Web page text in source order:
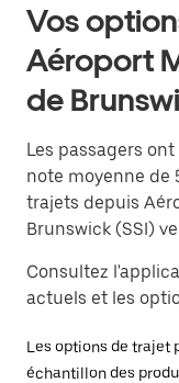
Vos
Aéroport
de
Les passagers
note moyenne de
trajets depuis
Brunswick (SSI)
Consultez
actuels et les
Les options de trajet
échantillon des